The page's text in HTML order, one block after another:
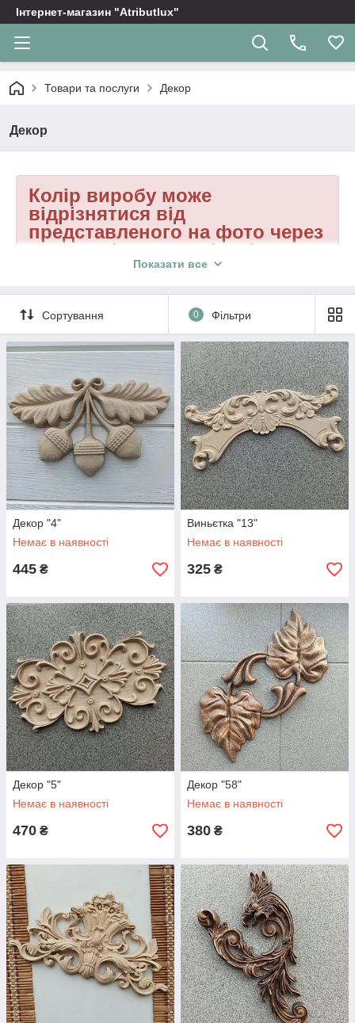
Інтернет-магазин "Atributlux"
Товари та послуги Декор
Декор
Колір виробу може
відрізнятися від
представленого на фото через
природність матеріалу!
Показати все
Сортування 0 Фільтри
Декор "4"
Немає в наявності
445 ₴
Виньєтка "13"
Немає в наявності
325 ₴
Декор "5"
Немає в наявності
470 ₴
Декор "58"
Немає в наявності
380 ₴